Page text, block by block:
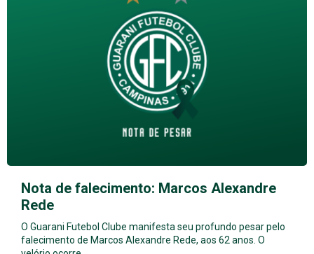
Nota de falecimento: Marcos Alexandre
Rede
O Guarani Futebol Clube manifesta seu profundo pesar pelo
falecimento de Marcos Alexandre Rede, aos 62 anos. O